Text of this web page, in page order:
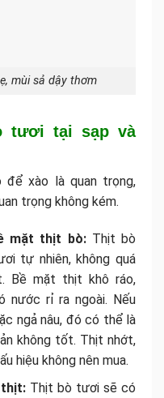
mùi sả dậy thơm
tươi tại sạp và
để xào là quan trọng,
trọng không kém.
mặt thịt bò:Thịt bò
tự nhiên, không quá
Bề mặt thịt khô ráo,
nước rỉ ra ngoài. Nếu
ngả nâu, đó có thể là
không tốt. Thịt nhớt,
hiệu không nên mua.
thịt:Thịt bò tươi sẽ có